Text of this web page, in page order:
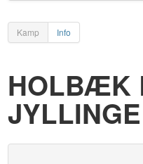
Kamp Info
HOLBÆK